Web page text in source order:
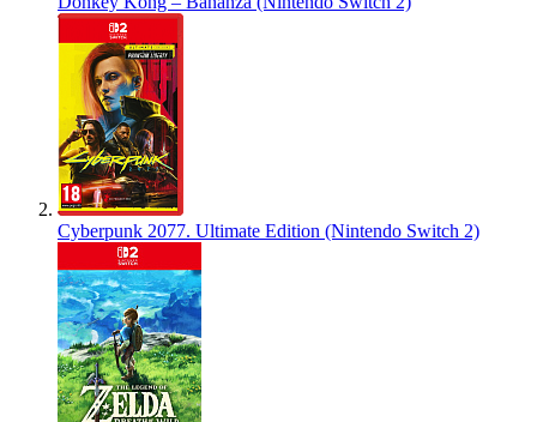
Cyberpunk 2077. Ultimate Edition (Nintendo Switch 2)